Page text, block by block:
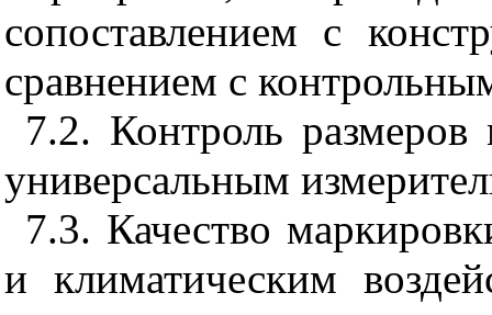
сопоставлением с
сравнением с
7.2. Контроль размеров
универсальным
7.3. Качество
и климатическим